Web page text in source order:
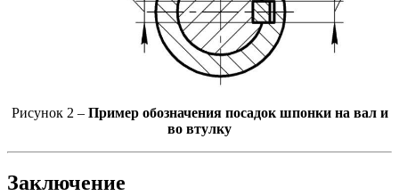
Рисунок 2 –Пример обозначения посадок шпонки на вал и
во втулку
Заключение